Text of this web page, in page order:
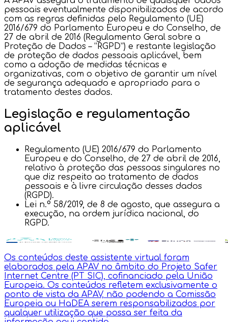
pessoais eventualmente disponibilizados de acordo
com as regras definidas pelo Regulamento (UE)
2016/679 do Parlamento Europeu e do Conselho, de
27 de abril de 2016 (Regulamento Geral sobre a
Proteção de Dados – “RGPD”) e restante legislação
de proteção de dados pessoais aplicável, bem
como a adoção de medidas técnicas e
organizativas, com o objetivo de garantir um nível
de segurança adequado e apropriado para o
tratamento destes dados.
Legislação e regulamentação
aplicável
Regulamento (UE) 2016/679 do Parlamento
Europeu e do Conselho, de 27 de abril de 2016,
relativo à proteção das pessoas singulares no
que diz respeito ao tratamento de dados
pessoais e à livre circulação desses dados
(RGPD).
Lei n.º 58/2019, de 8 de agosto, que assegura a
execução, na ordem jurídica nacional, do
RGPD.
Os conteúdos deste assistente virtual foram
elaborados pela APAV no âmbito do Projeto Safer
Internet Centre (PT SIC), cofinanciado pela União
Europeia. Os conteúdos refletem exclusivamente o
ponto de vista da APAV, não podendo a Comissão
Europeia ou HaDEA serem responsabilizados por
qualquer utilização que possa ser feita da